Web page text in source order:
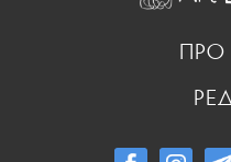
ПРО